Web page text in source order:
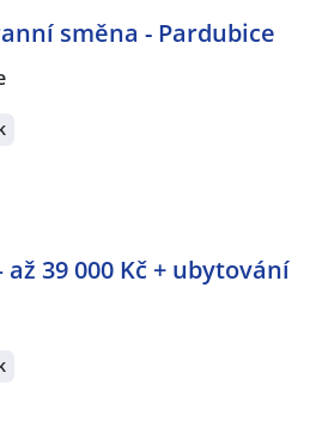
směna - Pardubice
39 000 Kč + ubytování